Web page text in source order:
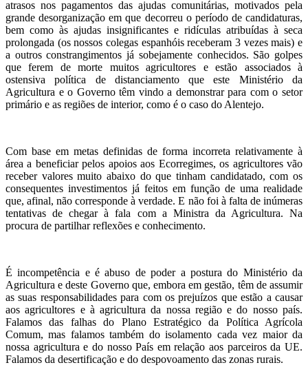
atrasos nos pagamentos das ajudas comunitárias, motivados pela
grande desorganização em que decorreu o período de candidaturas,
bem como às ajudas insignificantes e ridículas atribuídas à seca
prolongada (os nossos colegas espanhóis receberam 3 vezes mais) e
a outros constrangimentos já sobejamente conhecidos. São golpes
que ferem de morte muitos agricultores e estão associados à
ostensiva política de distanciamento que este Ministério da
Agricultura e o Governo têm vindo a demonstrar para com o setor
primário e as regiões de interior, como é o caso do Alentejo.
Com base em metas definidas de forma incorreta relativamente à
área a beneficiar pelos apoios aos Ecorregimes, os agricultores vão
receber valores muito abaixo do que tinham candidatado, com os
consequentes investimentos já feitos em função de uma realidade
que, afinal, não corresponde à verdade. E não foi à falta de inúmeras
tentativas de chegar à fala com a Ministra da Agricultura. Na
procura de partilhar reflexões e conhecimento.
É incompetência e é abuso de poder a postura do Ministério da
Agricultura e deste Governo que, embora em gestão, têm de assumir
as suas responsabilidades para com os prejuízos que estão a causar
aos agricultores e à agricultura da nossa região e do nosso país.
Falamos das falhas do Plano Estratégico da Política Agrícola
Comum, mas falamos também do isolamento cada vez maior da
nossa agricultura e do nosso País em relação aos parceiros da UE.
Falamos da desertificação e do despovoamento das zonas rurais.